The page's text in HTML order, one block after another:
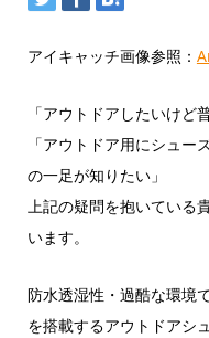
アイキャッチ画像参照：
「アウトドアしたいけど
「アウトドア用にシュ
の一足が知りたい」
上記の疑問を抱いている
います。
防水透湿性・過酷な環境
を搭載するアウトドアシ